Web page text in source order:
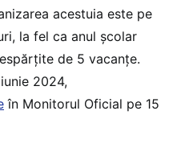
acestuia este pe
la fel ca anul școlar
de 5 vacanțe.
2024,
în Monitorul Oficial pe 15